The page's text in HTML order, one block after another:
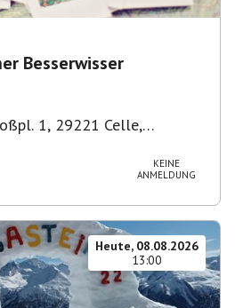
Besserwisser
1, 29221 Celle,
KEINE
ANMELDUNG
Heute, 08.08.2026
13:00